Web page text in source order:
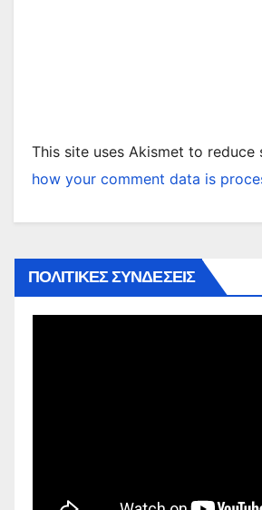
This site uses Akismet to reduce
how your comment data is
ΠΟΛΙΤΙΚΕΣ ΣΥΝΔΕΣΕΙΣ